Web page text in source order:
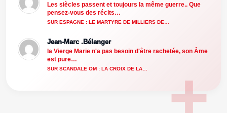
Les siècles passent et toujours la même guerre.. Que
pensez-vous des récits…
SUR ESPAGNE : LE MARTYRE DE MILLIERS DE…
Jean-Marc .Bélanger
la Vierge Marie n'a pas besoin d'être rachetée, son Âme
est pure…
SUR SCANDALE OM : LA CROIX DE LA…